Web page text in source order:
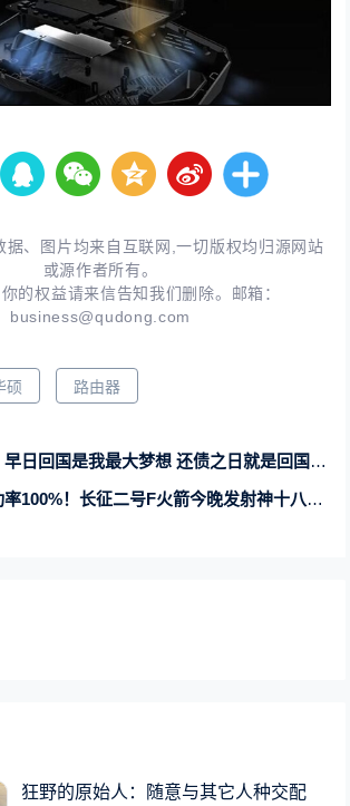
据、图片均来自互联网,一切版权均归源网站
或源作者所有。
的权益请来信告知我们删除。邮箱：
business@qudong.com
硕 路由器
日回国是我最大梦想 还债之日就是回国之时
100%！长征二号F火箭今晚发射神十八飞船
狂野的原始人：随意与其它人种交配